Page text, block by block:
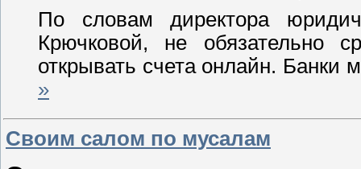
По словам директора
Крючковой, не обязательно
открывать счета онлайн. Банки
»
Своим салом по мусалам